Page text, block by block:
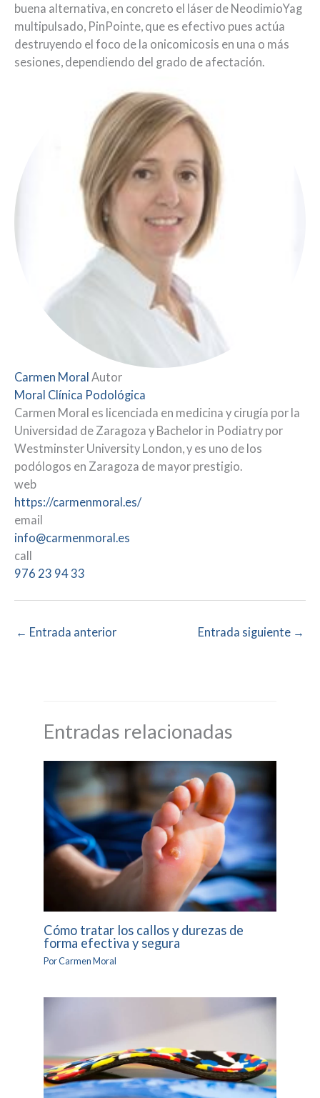
buena alternativa, en concreto el láser de NeodimioYag
multipulsado, PinPointe, que es efectivo pues actúa
destruyendo el foco de la onicomicosis en una o más
sesiones, dependiendo del grado de afectación.
Carmen Moral Autor
Moral Clínica Podológica
Carmen Moral es licenciada en medicina y cirugía por la
Universidad de Zaragoza y Bachelor in Podiatry por
Westminster University London, y es uno de los
podólogos en Zaragoza de mayor prestigio.
web
https://carmenmoral.es/
email
info@carmenmoral.es
call
976 23 94 33
← Entrada anterior Entrada siguiente →
Entradas relacionadas
Cómo tratar los callos y durezas de
forma efectiva y segura
PorCarmen Moral